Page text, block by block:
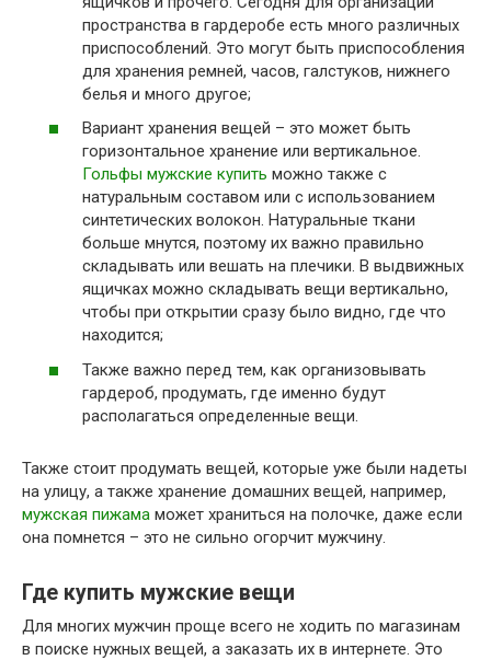
пространства в гардеробе есть много различных
приспособлений. Это могут быть приспособления
для хранения ремней, часов, галстуков, нижнего
белья и много другое;
Вариант хранения вещей – это может быть
горизонтальное хранение или вертикальное.
Гольфы мужские купить можно также с
натуральным составом или с использованием
синтетических волокон. Натуральные ткани
больше мнутся, поэтому их важно правильно
складывать или вешать на плечики. В выдвижных
ящичках можно складывать вещи вертикально,
чтобы при открытии сразу было видно, где что
находится;
Также важно перед тем, как организовывать
гардероб, продумать, где именно будут
располагаться определенные вещи.
Также стоит продумать вещей, которые уже были надеты
на улицу, а также хранение домашних вещей, например,
мужская пижама может храниться на полочке, даже если
она помнется – это не сильно огорчит мужчину.
Где купить мужские вещи
Для многих мужчин проще всего не ходить по магазинам
в поиске нужных вещей, а заказать их в интернете. Это